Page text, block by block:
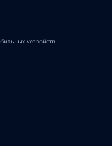
устройств